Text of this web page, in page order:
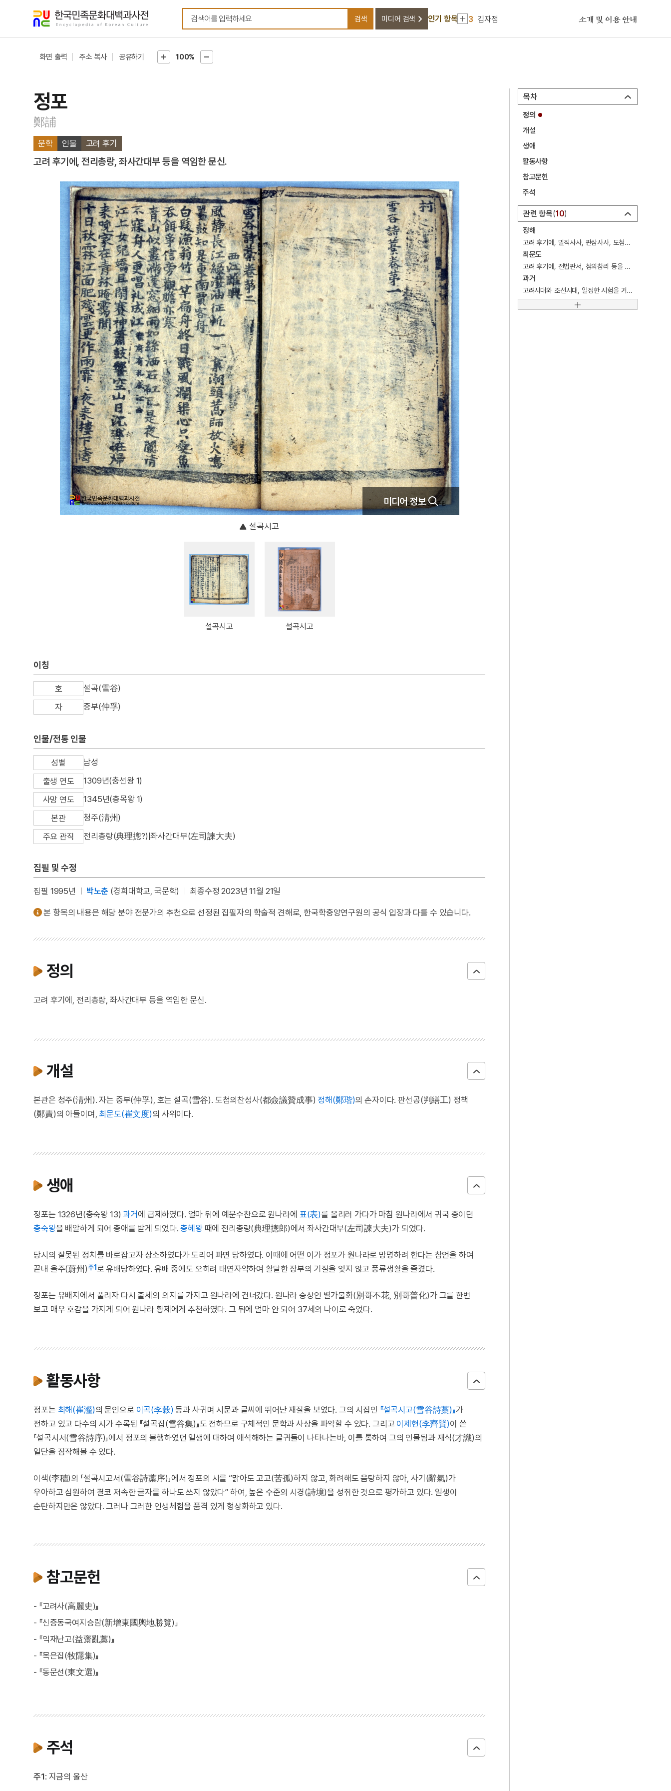
검색어를 입력하세요
검색 미디어 검색 인기 항목
3 김자점
4 간재집
검은간토기
금호아시아나그룹
소개 및 이용 안내
화면 출력 주소 복사 공유하기 100%
목차
정의
개설
생애
활동사항
참고문헌
주석
관련 항목 10
정해
고려 후기에, 밀직사사, 판삼사사, 도첨의찬성사 등을 역임한 문신.
최문도
고려 후기에, 전법판서, 첨의참리 등을 역임한 문신.
과거
고려시대와 조선시대, 일정한 시험을 거쳐 관리로 등용하는 제도.
정포
鄭誧
문학 인물 고려 후기
고려 후기에, 전리총랑, 좌사간대부 등을 역임한 문신.
미디어 정보
설곡시고
설곡시고 설곡시고
이칭
호
설곡(雪谷)
자
중부(仲孚)
인물/전통 인물
성별
남성
출생 연도
1309년(충선왕 1)
사망 연도
1345년(충목왕 1)
본관
청주(淸州)
주요 관직
전리총랑(典理摠?)|좌사간대부(左司諫大夫)
집필 및 수정
집필 1995년 박노춘 (경희대학교, 국문학) 최종수정 2023년 11월 21일
본 항목의 내용은 해당 분야 전문가의 추천으로 선정된 집필자의 학술적 견해로, 한국학중앙연구원의 공식 입장과 다를 수 있습니다.
정의
고려 후기에, 전리총랑, 좌사간대부 등을 역임한 문신.
개설
본관은 청주(淸州). 자는 중부(仲孚), 호는 설곡(雪谷). 도첨의찬성사(都僉議贊成事)정해(鄭瑎)의 손자이다. 판선공(判繕工) 정책
(鄭責)의 아들이며, 최문도(崔文度)의 사위이다.
생애
정포는 1326년(충숙왕 13) 과거에 급제하였다. 얼마 뒤에 예문수찬으로 원나라에 표(表)를 올리러 가다가 마침 원나라에서 귀국 중이던
충숙왕을 배알하게 되어 총애를 받게 되었다.충혜왕때에 전리총랑(典理摠郎)에서 좌사간대부(左司諫大夫)가 되었다.
당시의 잘못된 정치를 바로잡고자 상소하였다가 도리어 파면 당하였다. 이때에 어떤 이가 정포가 원나라로 망명하려 한다는 참언을 하여
끝내 울주(蔚州)주1로 유배당하였다. 유배 중에도 오히려 태연자약하여 활달한 장부의 기질을 잊지 않고 풍류생활을 즐겼다.
정포는 유배지에서 풀리자 다시 출세의 의지를 가지고 원나라에 건너갔다. 원나라 승상인 별가불화(別哥不花, 別哥普化)가 그를 한번
보고 매우 호감을 가지게 되어 원나라 황제에게 추천하였다. 그 뒤에 얼마 안 되어 37세의 나이로 죽었다.
활동사항
정포는 최해(崔瀣)의 문인으로 이곡(李穀) 등과 사귀며 시문과 글씨에 뛰어난 재질을 보였다. 그의 시집인 『설곡시고(雪谷詩藁)』가
전하고 있고 다수의 시가 수록된 『설곡집(雪谷集)』도 전하므로 구체적인 문학과 사상을 파악할 수 있다. 그리고 이제현(李齊賢)이 쓴
「설곡시서(雪谷詩序)」에서 정포의 불행하였던 일생에 대하여 애석해하는 글귀들이 나타나는바, 이를 통하여 그의 인물됨과 재식(才識)의
일단을 짐작해볼 수 있다.
이색(李穡)의 「설곡시고서(雪谷詩藁序)」에서 정포의 시를 “맑아도 고고(苦孤)하지 않고, 화려해도 음탕하지 않아, 사기(辭氣)가
우아하고 심원하여 결코 저속한 글자를 하나도 쓰지 않았다” 하여, 높은 수준의 시경(詩境)을 성취한 것으로 평가하고 있다. 일생이
순탄하지만은 않았다. 그러나 그러한 인생체험을 품격 있게 형상화하고 있다.
참고문헌
- 『고려사(高麗史)』
- 『신증동국여지승람(新增東國輿地勝覽)』
- 『익재난고(益齋亂藁)』
- 『목은집(牧隱集)』
- 『동문선(東文選)』
주석
주1: 지금의 울산